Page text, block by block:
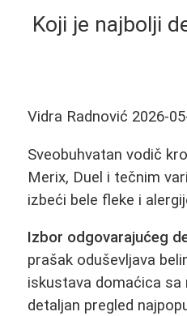
Koji je najbolji
Vidra Radnović 2026-
Sveobuhvatan vodič
Merix, Duel i tečnim
izbeći bele fleke i
Izbor odgovarajućeg
prašak oduševljava
iskustava domaćica
detaljan pregled